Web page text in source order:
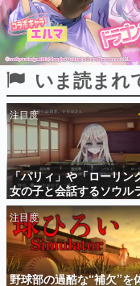
ピックア
電ファミのいま読まれ
アプリセール情報
インタビュー
連載・特
殿堂入
SNS拡散数
いま読まれ
注目度
「パリィ」や「ローリン
女の子と会話するソウル
恋愛ゲーム『小早川さん
ルライク』無料公開。返
敗すると「YOU DIED」
注目度
野球部の過酷な“補欠”を